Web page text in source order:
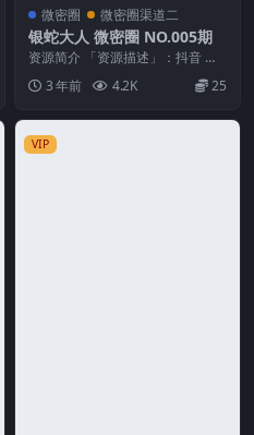
微密圈 微密圈渠道二
银蛇大人 微密圈 NO.005期
资源简介 「资源描述」：抖音 银
蛇大人 微密圈 NO.005期 【46P6
V】 ...3 年前 4.2K 25
VIP